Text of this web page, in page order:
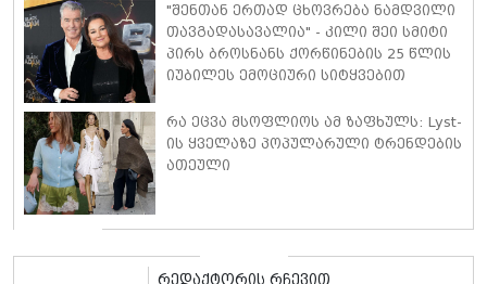
"შენთან ერთად ცხოვრება ნამდვილი
თავგადასავალია" - კილი შეი სმიტი
პირს ბროსნანს ქორწინების 25 წლის
იუბილეს ემოციური სიტყვებით
რა ეცვა მსოფლიოს ამ ზაფხულს: Lyst-
ის ყველაზე პოპულარული ტრენდების
ათეული
რედაქტორის რჩევით